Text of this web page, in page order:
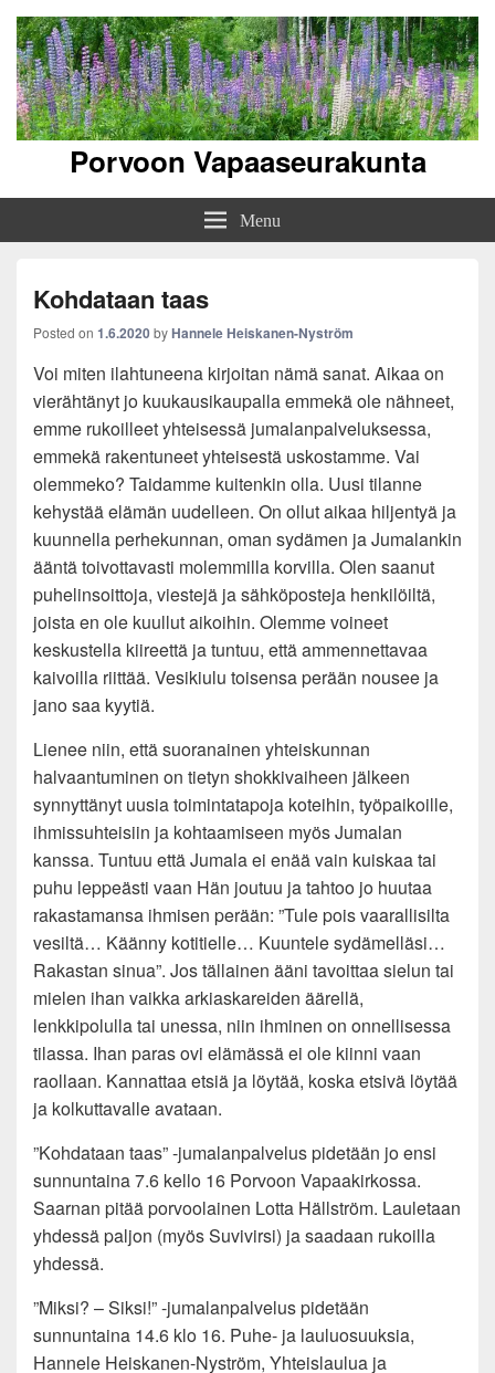
Porvoon Vapaaseurakunta
Menu
Kohdataan taas
Posted on 1.6.2020byHannele Heiskanen-Nyström
Voi miten ilahtuneena kirjoitan nämä sanat. Aikaa on
vierähtänyt jo kuukausikaupalla emmekä ole nähneet,
emme rukoilleet yhteisessä jumalanpalveluksessa,
emmekä rakentuneet yhteisestä uskostamme. Vai
olemmeko? Taidamme kuitenkin olla. Uusi tilanne
kehystää elämän uudelleen. On ollut aikaa hiljentyä ja
kuunnella perhekunnan, oman sydämen ja Jumalankin
ääntä toivottavasti molemmilla korvilla. Olen saanut
puhelinsoittoja, viestejä ja sähköposteja henkilöiltä,
joista en ole kuullut aikoihin. Olemme voineet
keskustella kiireettä ja tuntuu, että ammennettavaa
kaivoilla riittää. Vesikiulu toisensa perään nousee ja
jano saa kyytiä.
Lienee niin, että suoranainen yhteiskunnan
halvaantuminen on tietyn shokkivaiheen jälkeen
synnyttänyt uusia toimintatapoja koteihin, työpaikoille,
ihmissuhteisiin ja kohtaamiseen myös Jumalan
kanssa. Tuntuu että Jumala ei enää vain kuiskaa tai
puhu leppeästi vaan Hän joutuu ja tahtoo jo huutaa
rakastamansa ihmisen perään: ”Tule pois vaarallisilta
vesiltä… Käänny kotitielle… Kuuntele sydämelläsi…
Rakastan sinua”. Jos tällainen ääni tavoittaa sielun tai
mielen ihan vaikka arkiaskareiden äärellä,
lenkkipolulla tai unessa, niin ihminen on onnellisessa
tilassa. Ihan paras ovi elämässä ei ole kiinni vaan
raollaan. Kannattaa etsiä ja löytää, koska etsivä löytää
ja kolkuttavalle avataan.
”Kohdataan taas” -jumalanpalvelus pidetään jo ensi
sunnuntaina 7.6 kello 16 Porvoon Vapaakirkossa.
Saarnan pitää porvoolainen Lotta Hällström. Lauletaan
yhdessä paljon (myös Suvivirsi) ja saadaan rukoilla
yhdessä.
”Miksi? – Siksi!” -jumalanpalvelus pidetään
sunnuntaina 14.6 klo 16. Puhe- ja lauluosuuksia,
Hannele Heiskanen-Nyström, Yhteislaulua ja